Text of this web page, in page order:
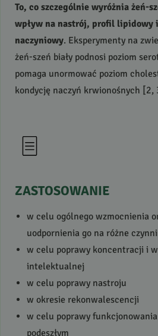
To, co szczególnie wyróżnia żeń-
wpływ na nastrój, profil lipidowy
naczyniowy. Eksperymenty na
żeń-szeń biały podnosi poziom
pomaga unormować poziom
kondycję naczyń krwionośnych [2,
ZASTOSOWANIE
w celu ogólnego wzmocnienia
uodpornienia go na różne
w celu poprawy koncentracji i
intelektualnej
w celu poprawy nastroju
w okresie rekonwalescencji
w celu poprawy
podeszłym